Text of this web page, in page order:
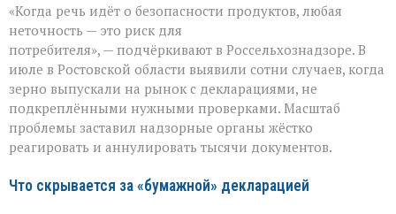
под
Ростовской
области
вскрыли
массовые
нарушения
декларирования
«Когда речь идёт о безопасности продуктов, любая
неточность — это риск для
потребителя», — подчёркивают в Россельхознадзоре. В
июле в Ростовской области выявили сотни случаев, когда
зерно выпускали на рынок с декларациями, не
подкреплёнными нужными проверками. Масштаб
проблемы заставил надзорные органы жёстко
реагировать и аннулировать тысячи документов.
Что скрывается за «бумажной» декларацией